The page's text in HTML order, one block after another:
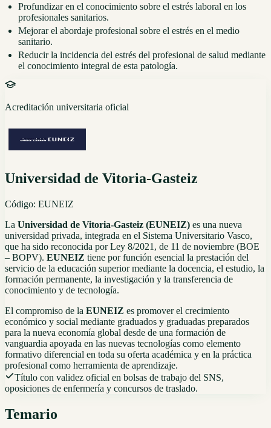
Profundizar en el conocimiento sobre el estrés laboral en los
profesionales sanitarios.
Mejorar el abordaje profesional sobre el estrés en el medio
sanitario.
Reducir la incidencia del estrés del profesional de salud mediante
el conocimiento integral de esta patología.
Acreditación universitaria oficial
Universidad de Vitoria-Gasteiz
Código: EUNEIZ
La Universidad de Vitoria-Gasteiz (EUNEIZ) es una nueva
universidad privada, integrada en el Sistema Universitario Vasco,
que ha sido reconocida por Ley 8/2021, de 11 de noviembre (BOE
– BOPV). EUNEIZ tiene por función esencial la prestación del
servicio de la educación superior mediante la docencia, el estudio, la
formación permanente, la investigación y la transferencia de
conocimiento y de tecnología.
El compromiso de la EUNEIZ es promover el crecimiento
económico y social mediante graduados y graduadas preparados
para la nueva economía global desde de una formación de
vanguardia apoyada en las nuevas tecnologías como elemento
formativo diferencial en toda su oferta académica y en la práctica
profesional como herramienta de aprendizaje.
Título con validez oficial en bolsas de trabajo del SNS,
oposiciones de enfermería y concursos de traslado.
Temario